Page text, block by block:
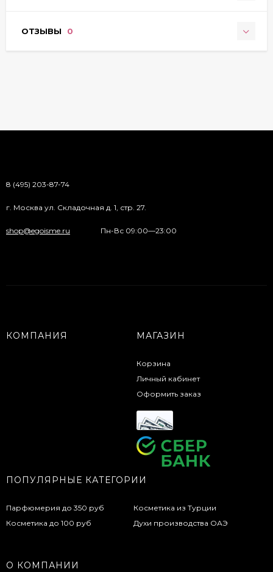
ОТЗЫВЫ 0
8 (495) 203-87-74
г. Москва ул. Складочная д. 1, стр. 27.
shop@egoisme.ru Пн-Вс 09:00—23:00
КОМПАНИЯ МАГАЗИН
Корзина
Личный кабинет
Оформить заказ
ПОПУЛЯРНЫЕ КАТЕГОРИИ
Парфюмерия до 350 руб
Косметика до 100 руб
Косметика из Турции
Духи производства ОАЭ
О КОМПАНИИ